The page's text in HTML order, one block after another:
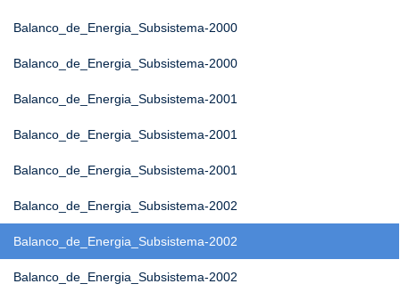
Balanco_de_Energia_Subsistema-2000
Balanco_de_Energia_Subsistema-2000
Balanco_de_Energia_Subsistema-2001
Balanco_de_Energia_Subsistema-2001
Balanco_de_Energia_Subsistema-2001
Balanco_de_Energia_Subsistema-2002
Balanco_de_Energia_Subsistema-2002
Balanco_de_Energia_Subsistema-2002